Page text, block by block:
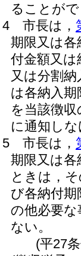
ることが
4
市長は，
期限又は各
付金額又
又は分割
は各納入
を当該徴
に通知し
5
市長は，
期限又は
ときは，
び各納付
の他必要
ない。
(平27